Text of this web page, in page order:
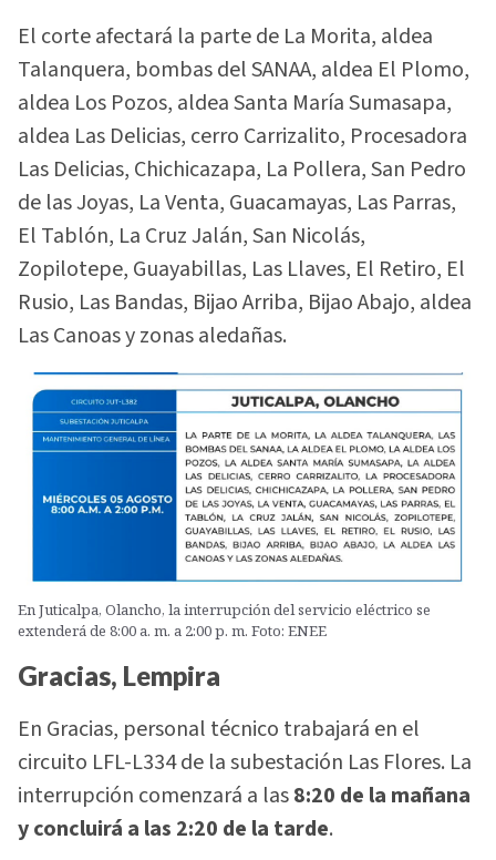
El corte afectará la parte de La Morita, aldea
Talanquera, bombas del SANAA, aldea El Plomo,
aldea Los Pozos, aldea Santa María Sumasapa,
aldea Las Delicias, cerro Carrizalito, Procesadora
Las Delicias, Chichicazapa, La Pollera, San Pedro
de las Joyas, La Venta, Guacamayas, Las Parras,
El Tablón, La Cruz Jalán, San Nicolás,
Zopilotepe, Guayabillas, Las Llaves, El Retiro, El
Rusio, Las Bandas, Bijao Arriba, Bijao Abajo, aldea
Las Canoas y zonas aledañas.
En Juticalpa, Olancho, la interrupción del servicio eléctrico se
extenderá de 8:00 a. m. a 2:00 p. m. Foto: ENEE
Gracias, Lempira
En Gracias, personal técnico trabajará en el
circuito LFL-L334 de la subestación Las Flores. La
interrupción comenzará a las8:20 de la mañana
y concluirá a las 2:20 de la tarde.